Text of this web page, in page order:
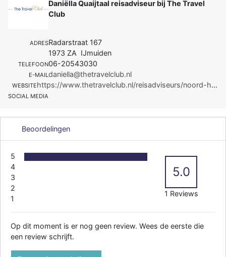
Daniëlla Quaijtaal reisadviseur bij The Travel
Club
ADRESRadarstraat 167
1973 ZA IJmuiden
TELEFOON06-20543030
E-MAILdaniella@thetravelclub.nl
WEBSITE https://www.thetravelclub.nl/reisadviseurs/noord-holland/daniella-quaijtaal/
SOCIAL MEDIA
Beoordelingen
5
4
3
2
1
5.0
1 Reviews
Op dit moment is er nog geen review. Wees de eerste die
een review schrijft.